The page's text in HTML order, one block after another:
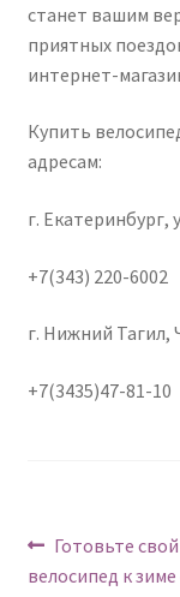
станет вашим
приятных
интернет-
Купить
адресам:
г. Екатеринбург,
+7(343) 220-6002
г. Нижний Тагил,
+7(3435)47-81-10
Навигация
Предыдущий:
Готовьте свой
велосипед к